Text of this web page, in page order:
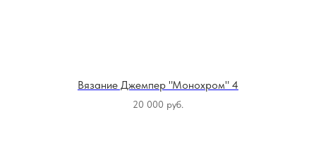
Вязание Джемпер "Монохром" 4
20 000 руб.